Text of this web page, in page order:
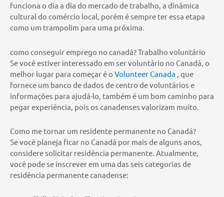
funciona o dia a dia do mercado de trabalho, a dinâmica
cultural do comércio local, porém é sempre ter essa etapa
como um trampolim para uma próxima.
como conseguir emprego no canadá? Trabalho voluntário
Se você estiver interessado em ser voluntário no Canadá, o
melhor lugar para começar é o Volunteer Canada , que
fornece um banco de dados de centro de voluntários e
informações para ajudá-lo, também é um bom caminho para
pegar experiência, pois os canadenses valorizam muito.
Como me tornar um residente permanente no Canadá?
Se você planeja ficar no Canadá por mais de alguns anos,
considere solicitar residência permanente. Atualmente,
você pode se inscrever em uma das seis categorias de
residência permanente canadense: